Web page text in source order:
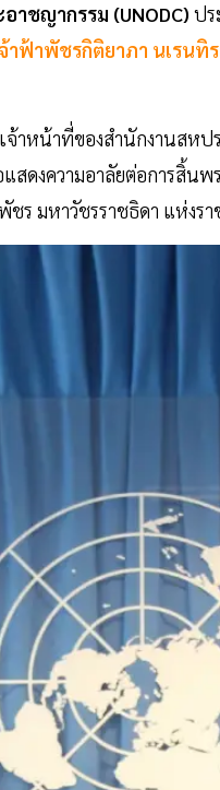
าชญากรรม (UNODC) ปร
จ้าฟ้าพัชรกิติยาภา นเรน
จ้าหน้าที่ของสำนักงานสห
ดงความอาลัยต่อการสิ้น
ร มหาวัชรราชธิดา แห่งร